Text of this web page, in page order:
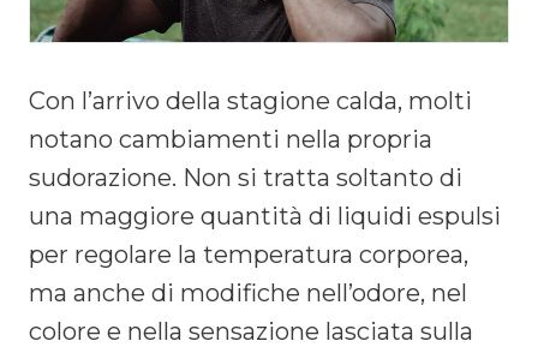
Con l’arrivo della stagione calda, molti
notano cambiamenti nella propria
sudorazione. Non si tratta soltanto di
una maggiore quantità di liquidi espulsi
per regolare la temperatura corporea,
ma anche di modifiche nell’odore, nel
colore e nella sensazione lasciata sulla